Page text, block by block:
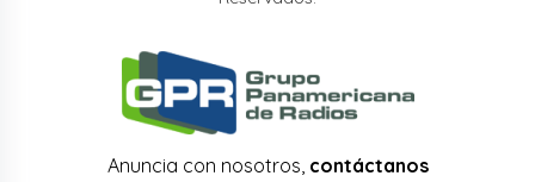
Anuncia con nosotros, contáctanos